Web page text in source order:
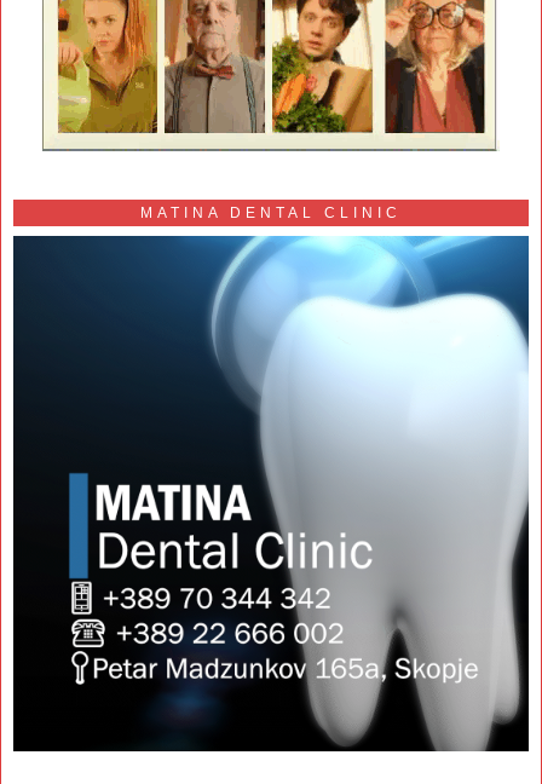
MATINA DENTAL CLINIC